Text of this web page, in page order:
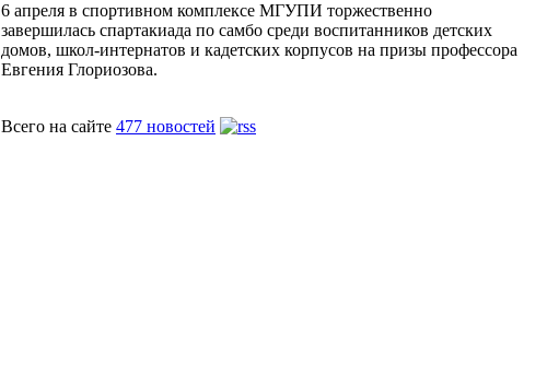
6 апреля в спортивном комплексе МГУПИ торжественно
завершилась спартакиада по самбо среди воспитанников детских
домов, школ-интернатов и кадетских корпусов на призы профессора
Евгения Глориозова.
Всего на сайте 477 новостей